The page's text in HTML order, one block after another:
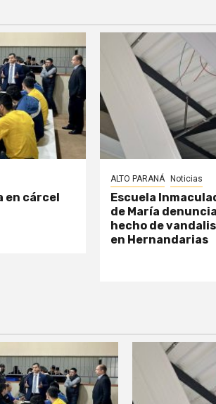
en cárcel
ALTO PARANÁ Noticias
Escuela
de María
hecho de
en Hernandarias